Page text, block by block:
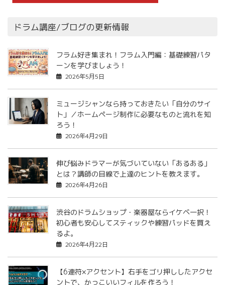
ドラム講座/ブログの更新情報
フラム好き集まれ！フラム入門編：基礎練習パタ
ーンを学びましょう！
2026年5月5日
ミュージシャンなら持っておきたい「自分のサイ
ト」／ホームページ制作に必要なものと流れを知
ろう！
2026年4月29日
伸び悩みドラマーが気づいていない「あるある」
とは？講師の目線で上達のヒントを教えます。
2026年4月26日
渋谷のドラムショップ・楽器屋ならイケベ一択！
初心者も安心してスティックや練習パッドを買え
るよ。
2026年4月22日
【6連符×アクセント】右手をゴリ押ししたアクセ
ントで、かっこいいフィルを作ろう！